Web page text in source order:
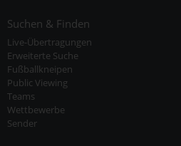
Suchen & Finden
Live-Übertragungen
Erweiterte Suche
Fußballkneipen
Public Viewing
Teams
Wettbewerbe
Sender